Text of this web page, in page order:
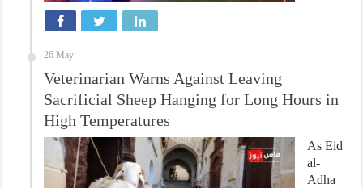
26 May
Veterinarian Warns Against Leaving
Sacrificial Sheep Hanging for Long Hours in
High Temperatures
As Eid
al-
Adha